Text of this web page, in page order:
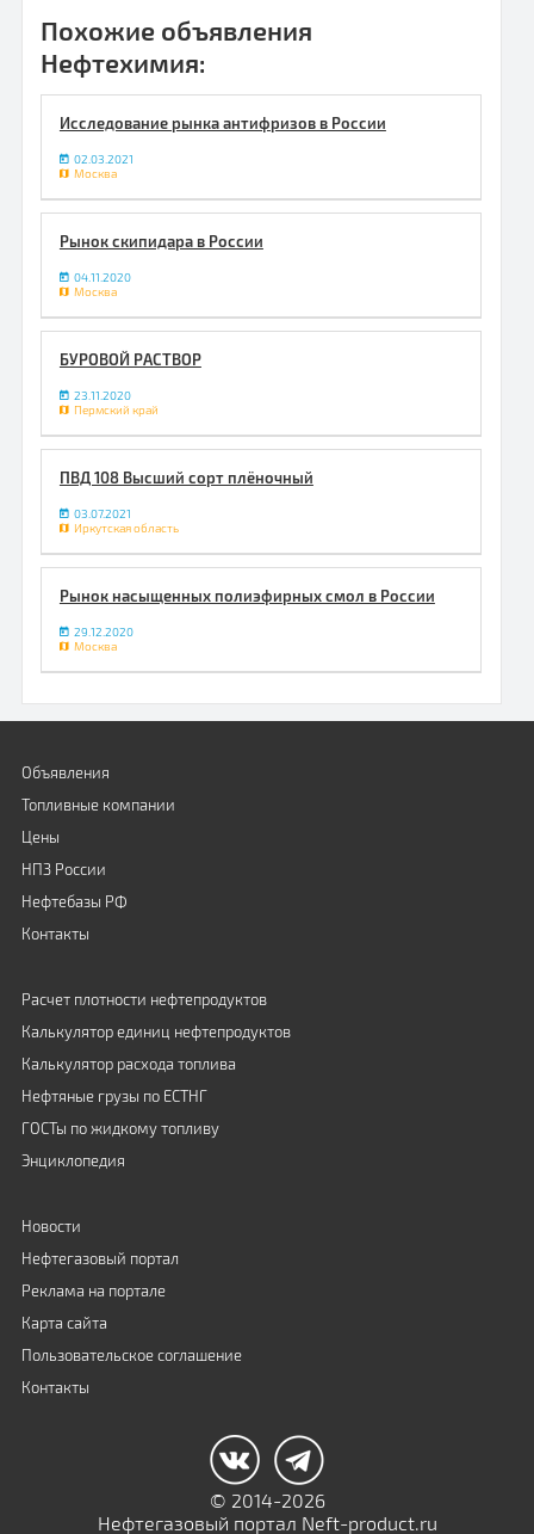
Похожие объявления
Нефтехимия:
Исследование рынка антифризов в России
02.03.2021
Москва
Рынок скипидара в России
04.11.2020
Москва
БУРОВОЙ РАСТВОР
23.11.2020
Пермский край
ПВД 108 Высший сорт плёночный
03.07.2021
Иркутская область
Рынок насыщенных полиэфирных смол в России
29.12.2020
Москва
Объявления
Топливные компании
Цены
НПЗ России
Нефтебазы РФ
Контакты
Расчет плотности нефтепродуктов
Калькулятор единиц нефтепродуктов
Калькулятор расхода топлива
Нефтяные грузы по ЕСТНГ
ГОСТы по жидкому топливу
Энциклопедия
Новости
Нефтегазовый портал
Реклама на портале
Карта сайта
Пользовательское соглашение
Контакты
© 2014-2026
Нефтегазовый портал Neft-product.ru